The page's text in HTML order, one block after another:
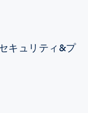
キュリティ&プ